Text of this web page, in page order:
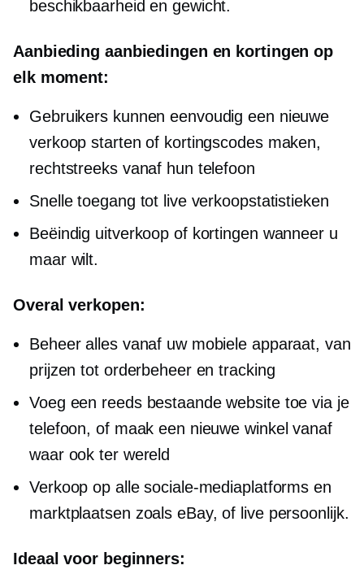
beschikbaarheid en gewicht.
Aanbieding aanbiedingen en kortingen op
elk moment:
Gebruikers kunnen eenvoudig een nieuwe
verkoop starten of kortingscodes maken,
rechtstreeks vanaf hun telefoon
Snelle toegang tot live verkoopstatistieken
Beëindig uitverkoop of kortingen wanneer u
maar wilt.
Overal verkopen:
Beheer alles vanaf uw mobiele apparaat, van
prijzen tot orderbeheer en tracking
Voeg een reeds bestaande website toe via je
telefoon, of maak een nieuwe winkel vanaf
waar ook ter wereld
Verkoop op alle sociale-mediaplatforms en
marktplaatsen zoals eBay, of live persoonlijk.
Ideaal voor beginners: